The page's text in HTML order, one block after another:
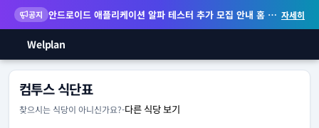
공지 안드로이드 애플리케이션 알파 테스터 추가 모집 안내 홈 화면 위젯 등 지원 자세히
Welplan
컴투스 식단표
찾으시는 식당이 아니신가요?-다른 식당 보기